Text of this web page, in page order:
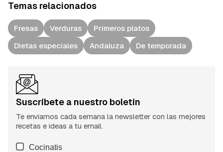
Temas relacionados
Fresas Verduras
Primeros platos
Dietas especiales
Andaluza De temporada
Suscríbete a nuestro boletín
Te enviamos cada semana la newsletter con las mejores
recetas e ideas a tu email.
Cocinatis